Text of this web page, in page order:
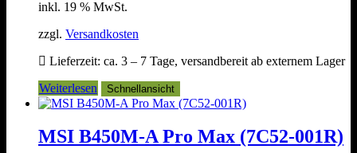
inkl. 19 % MwSt.
zzgl. Versandkosten
Lieferzeit: ca. 3 – 7 Tage, versandbereit ab externem Lager
Weiterlesen
Schnellansicht
MSI B450M-A Pro Max (7C52-001R)